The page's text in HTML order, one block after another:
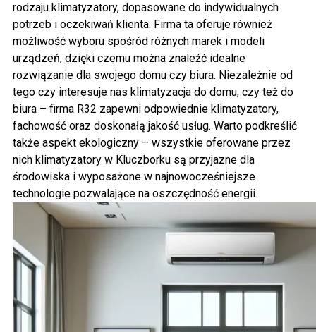
rodzaju klimatyzatory, dopasowane do indywidualnych
potrzeb i oczekiwań klienta. Firma ta oferuje również
możliwość wyboru spośród różnych marek i modeli
urządzeń, dzięki czemu można znaleźć idealne
rozwiązanie dla swojego domu czy biura. Niezależnie od
tego czy interesuje nas klimatyzacja do domu, czy też do
biura – firma R32 zapewni odpowiednie klimatyzatory,
fachowość oraz doskonałą jakość usług. Warto podkreślić
także aspekt ekologiczny – wszystkie oferowane przez
nich klimatyzatory w Kluczborku są przyjazne dla
środowiska i wyposażone w najnowocześniejsze
technologie pozwalające na oszczędność energii.